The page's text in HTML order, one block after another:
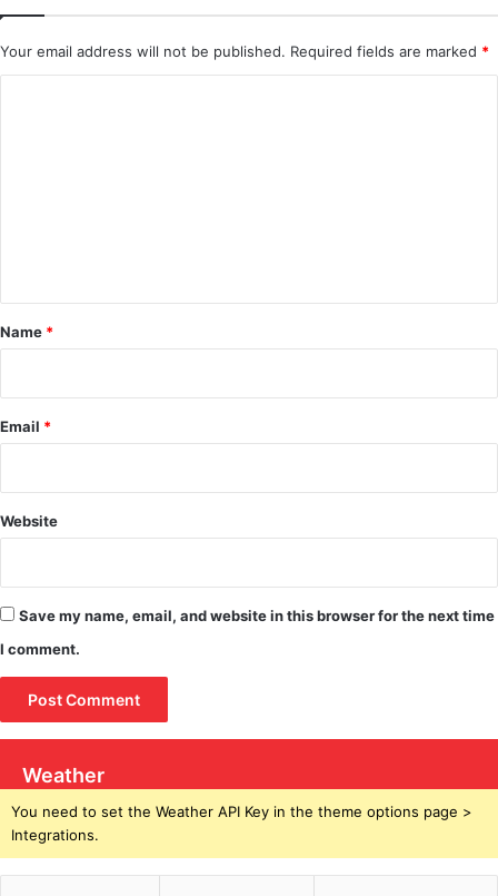
Your email address will not be published. Required fields are marked *
*
Name *
Email *
Website
Save my name, email, and website in this browser for the next time
I comment.
Weather
You need to set the Weather API Key in the theme options page >
Integrations.